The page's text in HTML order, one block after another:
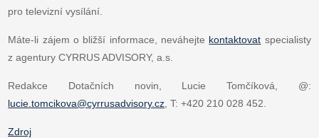
pro televizní vysílání.
Máte-li zájem o bližší informace, neváhejte kontaktovat specialisty
z agentury CYRRUS ADVISORY, a.s.
Redakce Dotačních novin, Lucie Tomčíková, @:
lucie.tomcikova@cyrrusadvisory.cz , T: +420 210 028 452.
Zdroj